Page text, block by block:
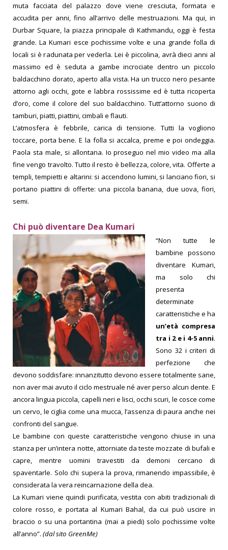
muta facciata del palazzo dove viene cresciuta, formata e
accudita per anni, fino all’arrivo delle mestruazioni. Ma qui, in
Durbar Square, la piazza principale di Kathmandu, oggi è festa
grande. La Kumari esce pochissime volte e una grande folla di
locali si è radunata per vederla. Lei è piccolina, avrà dieci anni al
massimo ed è seduta a gambe incrociate dentro un piccolo
baldacchino dorato, aperto alla vista. Ha un trucco nero pesante
attorno agli occhi, gote e labbra rossissime ed è tutta ricoperta
d’oro, come il colore del suo baldacchino. Tutt’attorno suono di
tamburi, piatti, piattini, cimbali e flauti.
L’atmosfera è febbrile, carica di tensione. Tutti la vogliono
toccare, porta bene. E la folla si accalca, preme e poi ondeggia.
Paola sta male, si allontana. Io proseguo nel mio video ma alla
fine vengo travolto. Tutto il resto è bellezza, colore, vita. Offerte a
templi, tempietti e altarini: si accendono lumini, si lanciano fiori, si
portano piattini di offerte: una piccola banana, due uova, fiori,
semi.
Chi può diventare Dea Kumari
“Non tutte le
bambine possono
diventare Kumari,
ma solo chi
presenta
determinate
caratteristiche e ha
un’età compresa
tra i 2 e i 4-5 anni.
Sono 32 i criteri di
perfezione che
devono soddisfare: innanzitutto devono essere totalmente sane,
non aver mai avuto il ciclo mestruale né aver perso alcun dente. E
ancora lingua piccola, capelli neri e lisci, occhi scuri, le cosce come
un cervo, le ciglia come una mucca, l’assenza di paura anche nei
confronti del sangue.
Le bambine con queste caratteristiche vengono chiuse in una
stanza per un’intera notte, attorniate da teste mozzate di bufali e
capre, mentre uomini travestiti da demoni cercano di
spaventarle. Solo chi supera la prova, rimanendo impassibile, è
considerata la vera reincarnazione della dea.
La Kumari viene quindi purificata, vestita con abiti tradizionali di
colore rosso, e portata al Kumari Bahal, da cui può uscire in
braccio o su una portantina (mai a piedi) solo pochissime volte
all’anno”. (dal sito GreenMe)